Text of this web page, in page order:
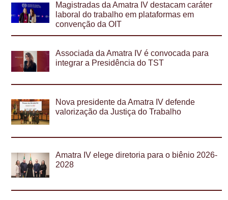
Magistradas da Amatra IV destacam caráter
laboral do trabalho em plataformas em
convenção da OIT
Associada da Amatra IV é convocada para
integrar a Presidência do TST
Nova presidente da Amatra IV defende
valorização da Justiça do Trabalho
Amatra IV elege diretoria para o biênio 2026-
2028